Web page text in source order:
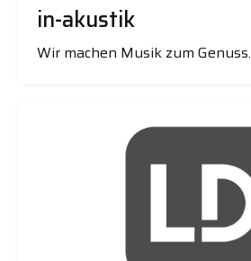
in-akustik
Wir machen Musik zum Genuss.